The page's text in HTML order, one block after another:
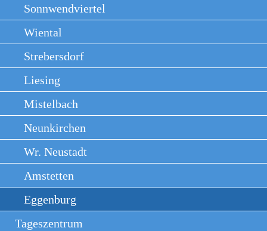
Sonnwendviertel
Wiental
Strebersdorf
Liesing
Mistelbach
Neunkirchen
Wr. Neustadt
Amstetten
Eggenburg
Tageszentrum